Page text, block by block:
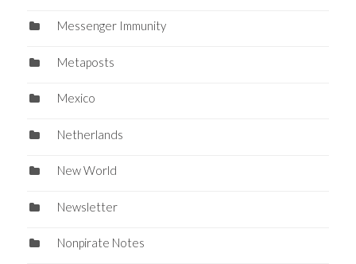
Messenger Immunity
Metaposts
Mexico
Netherlands
New World
Newsletter
Nonpirate Notes